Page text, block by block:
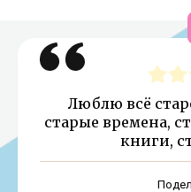
Люблю всё
старые времена,
книги,